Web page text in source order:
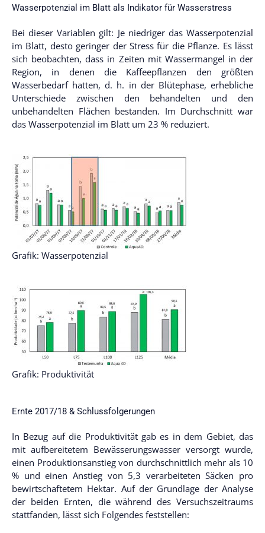
Wasserpotenzial im Blatt als Indikator für Wasserstress
Bei dieser Variablen gilt: Je niedriger das Wasserpotenzial
im Blatt, desto geringer der Stress für die Pflanze. Es lässt
sich beobachten, dass in Zeiten mit Wassermangel in der
Region, in denen die Kaffeepflanzen den größten
Wasserbedarf hatten, d. h. in der Blütephase, erhebliche
Unterschiede zwischen den behandelten und den
unbehandelten Flächen bestanden. Im Durchschnitt war
das Wasserpotenzial im Blatt um 23 % reduziert.
Grafik: Wasserpotenzial
Grafik: Produktivität
Ernte 2017/18 & Schlussfolgerungen
In Bezug auf die Produktivität gab es in dem Gebiet, das
mit aufbereitetem Bewässerungswasser versorgt wurde,
einen Produktionsanstieg von durchschnittlich mehr als 10
% und einen Anstieg von 5,3 verarbeiteten Säcken pro
bewirtschaftetem Hektar. Auf der Grundlage der Analyse
der beiden Ernten, die während des Versuchszeitraums
stattfanden, lässt sich Folgendes feststellen: